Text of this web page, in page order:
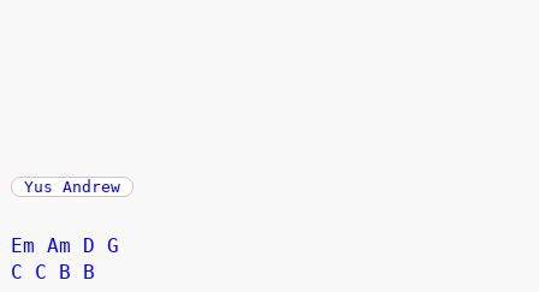
Yus Andrew
Em Am D G
C
C B B